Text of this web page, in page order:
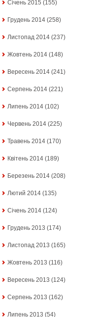
Січень 2015 (155)
Грудень 2014 (258)
Листопад 2014 (237)
Жовтень 2014 (148)
Вересень 2014 (241)
Серпень 2014 (221)
Липень 2014 (102)
Червень 2014 (225)
Травень 2014 (170)
Квітень 2014 (189)
Березень 2014 (208)
Лютий 2014 (135)
Січень 2014 (124)
Грудень 2013 (174)
Листопад 2013 (165)
Жовтень 2013 (116)
Вересень 2013 (124)
Серпень 2013 (162)
Липень 2013 (54)